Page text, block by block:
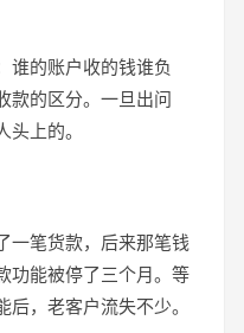
谁的账户收的钱谁负
款的区分。一旦出问
上的。
一笔货款，后来那笔钱
功能被停了三个月。等
，老客户流失不少。